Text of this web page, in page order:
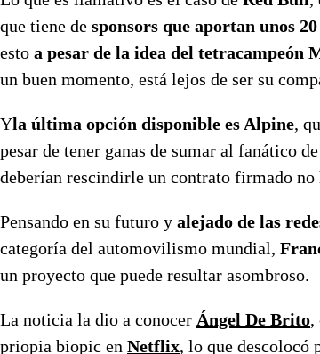
que tiene de sponsors que aportan unos
esto a pesar de la idea del tetracampeón
un buen momento, está lejos de ser su
Yla última opción disponible es Alpine,
pesar de tener ganas de sumar al fanático de
deberían rescindirle un contrato firmado no
Pensando en su futuro y alejado de las
categoría del automovilismo mundial,
un proyecto que puede resultar asombroso.
La noticia la dio a conocer Ángel De Brito,
priopia biopic en Netflix, lo que descolocó